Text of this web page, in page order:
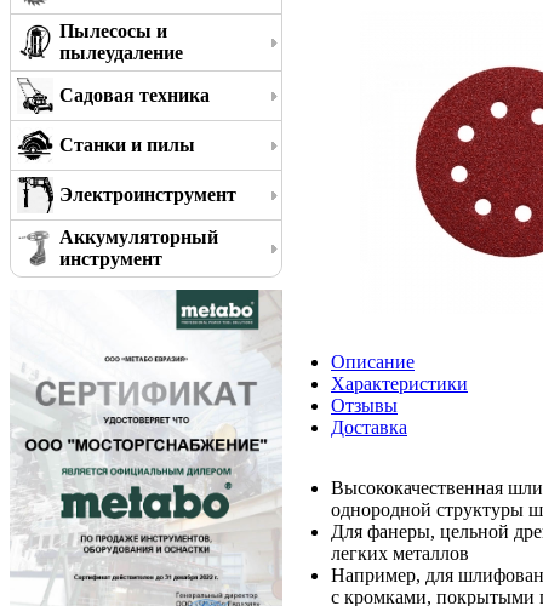
Пылесосы и
пылеудаление
Садовая техника
Станки и пилы
Электроинструмент
Аккумуляторный
инструмент
Описание
Характеристики
Отзывы
Доставка
Высококачественная
однородной структуры
Для фанеры, цельной
легких металлов
Например, для
с кромками, покрытыми